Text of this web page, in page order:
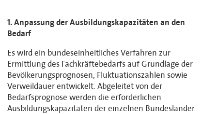
1. Anpassung der Ausbildungskapazitäten an den
Bedarf
Es wird ein bundeseinheitliches Verfahren zur
Ermittlung des Fachkräftebedarfs auf Grundlage der
Bevölkerungsprognosen, Fluktuationszahlen sowie
Verweildauer entwickelt. Abgeleitet von der
Bedarfsprognose werden die erforderlichen
Ausbildungskapazitäten der einzelnen Bundesländer